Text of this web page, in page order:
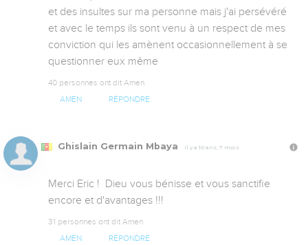
et des insultes sur ma personne mais j'ai persévéré
et avec le temps ils sont venu à un respect de mes
conviction qui les amènent occasionnellement à se
questionner eux même
40 personnes ont dit Amen
AMEN RÉPONDRE
Ghislain Germain Mbaya Il y a 10 ans, 7 mois
Merci Eric !  Dieu vous bénisse et vous sanctifie
encore et d'avantages !!!
31 personnes ont dit Amen
AMEN RÉPONDRE